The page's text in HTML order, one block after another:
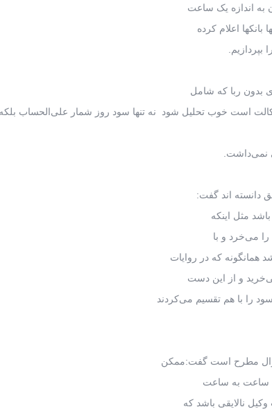
به اندازه یک ساعت
اعلام کرده
بدون ربا که شامل
است خوب تحلیل شود نه تنها سود روز شمار علی‌الحساب
نمی‌داشت.
دانسته اند گفت:
مثل اینکه
می‌خرد و با
که در روایات
و از این دست
را با هم تقسیم می‌کردند
اموال مطرح است گفت:‌ممکن
ساعت به ساعت
نالایقی باشد که